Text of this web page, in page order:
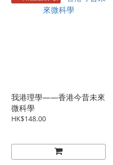
我港理學——香港今昔未來
微科學
HK$148.00